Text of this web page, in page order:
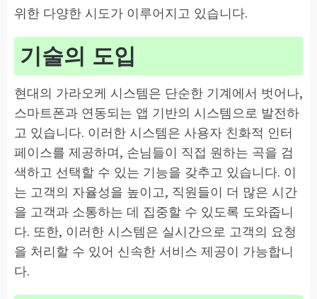
위한 다양한 시도가 이루어지고 있습니다.
기술의 도입
현대의 가라오케 시스템은 단순한 기계에서 벗어나,
스마트폰과 연동되는 앱 기반의 시스템으로 발전하
고 있습니다. 이러한 시스템은 사용자 친화적 인터
페이스를 제공하며, 손님들이 직접 원하는 곡을 검
색하고 선택할 수 있는 기능을 갖추고 있습니다. 이
는 고객의 자율성을 높이고, 직원들이 더 많은 시간
을 고객과 소통하는 데 집중할 수 있도록 도와줍니
다. 또한, 이러한 시스템은 실시간으로 고객의 요청
을 처리할 수 있어 신속한 서비스 제공이 가능합니
다.